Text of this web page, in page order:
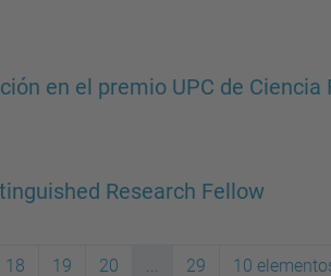
en el premio UPC de Ciencia
Research Fellow
18 19 20 ... 29 10